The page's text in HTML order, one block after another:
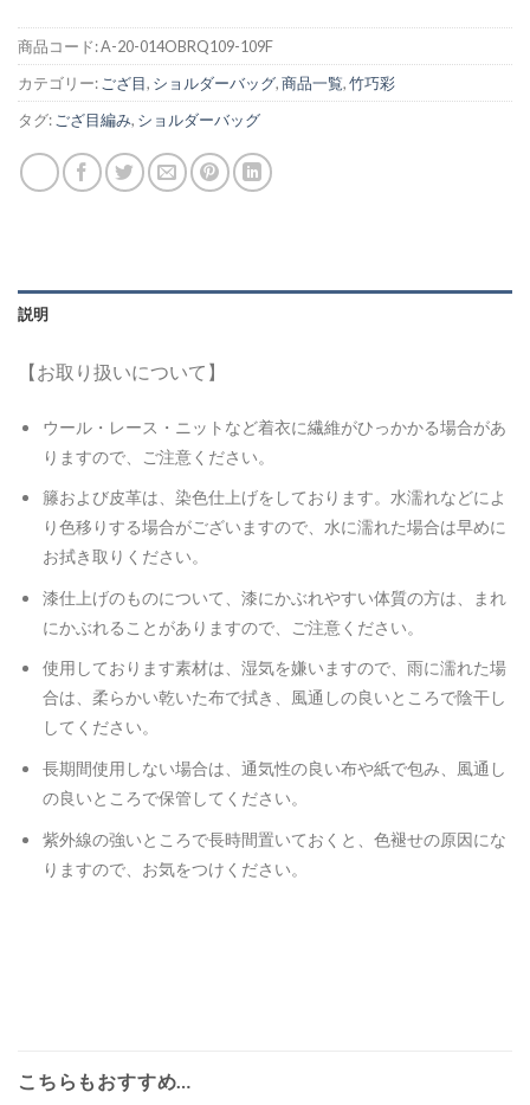
商品コード:A-20-014OBRQ109-109F
カテゴリー: ござ目, ショルダーバッグ,商品一覧,竹巧彩
タグ: ござ目編み, ショルダーバッグ
説明
【お取り扱いについて】
ウール・レース・ニットなど着衣に繊維がひっかかる場合があ
りますので、ご注意ください。
籐および皮革は、染色仕上げをしております。水濡れなどによ
り色移りする場合がございますので、水に濡れた場合は早めに
お拭き取りください。
漆仕上げのものについて、漆にかぶれやすい体質の方は、まれ
にかぶれることがありますので、ご注意ください。
使用しております素材は、湿気を嫌いますので、雨に濡れた場
合は、柔らかい乾いた布で拭き、風通しの良いところで陰干し
してください。
長期間使用しない場合は、通気性の良い布や紙で包み、風通し
の良いところで保管してください。
紫外線の強いところで長時間置いておくと、色褪せの原因にな
りますので、お気をつけください。
こちらもおすすめ…